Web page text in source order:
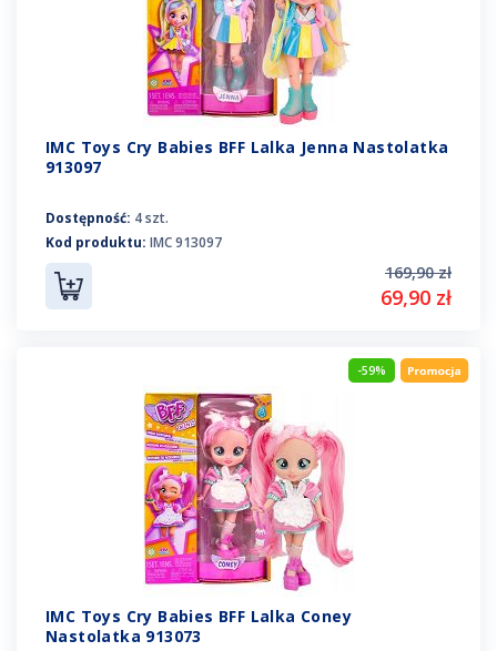
IMC Toys Cry Babies BFF Lalka Jenna Nastolatka
913097
Dostępność: 4 szt.
Kod produktu: IMC 913097
169,90 zł
69,90 zł
-59%
IMC Toys Cry Babies BFF Lalka Coney
Nastolatka 913073